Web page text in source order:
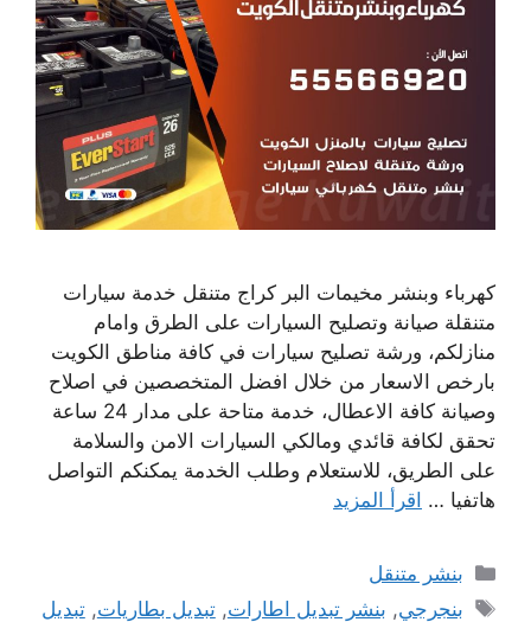
كهرباء وبنشر مخيمات البر كراج متنقل خدمة سيارات
متنقلة صيانة وتصليح السيارات على الطرق وامام
منازلكم، ورشة تصليح سيارات في كافة مناطق الكويت
بارخص الاسعار من خلال افضل المتخصصين في اصلاح
وصيانة كافة الاعطال، خدمة متاحة على مدار 24 ساعة
تحقق لكافة قائدي ومالكي السيارات الامن والسلامة
على الطريق، للاستعلام وطلب الخدمة يمكنكم التواصل
هاتفيا … اقرأ المزيد
التصنيفات
بنشر متنقل
الوسوم
بنجرجي, بنشر تبديل اطارات,تبديل بطاريات,تبديل